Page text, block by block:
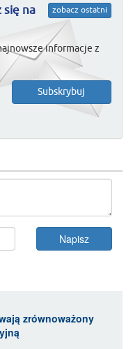
zobacz ostatni
się na
informacje z
zrównoważony